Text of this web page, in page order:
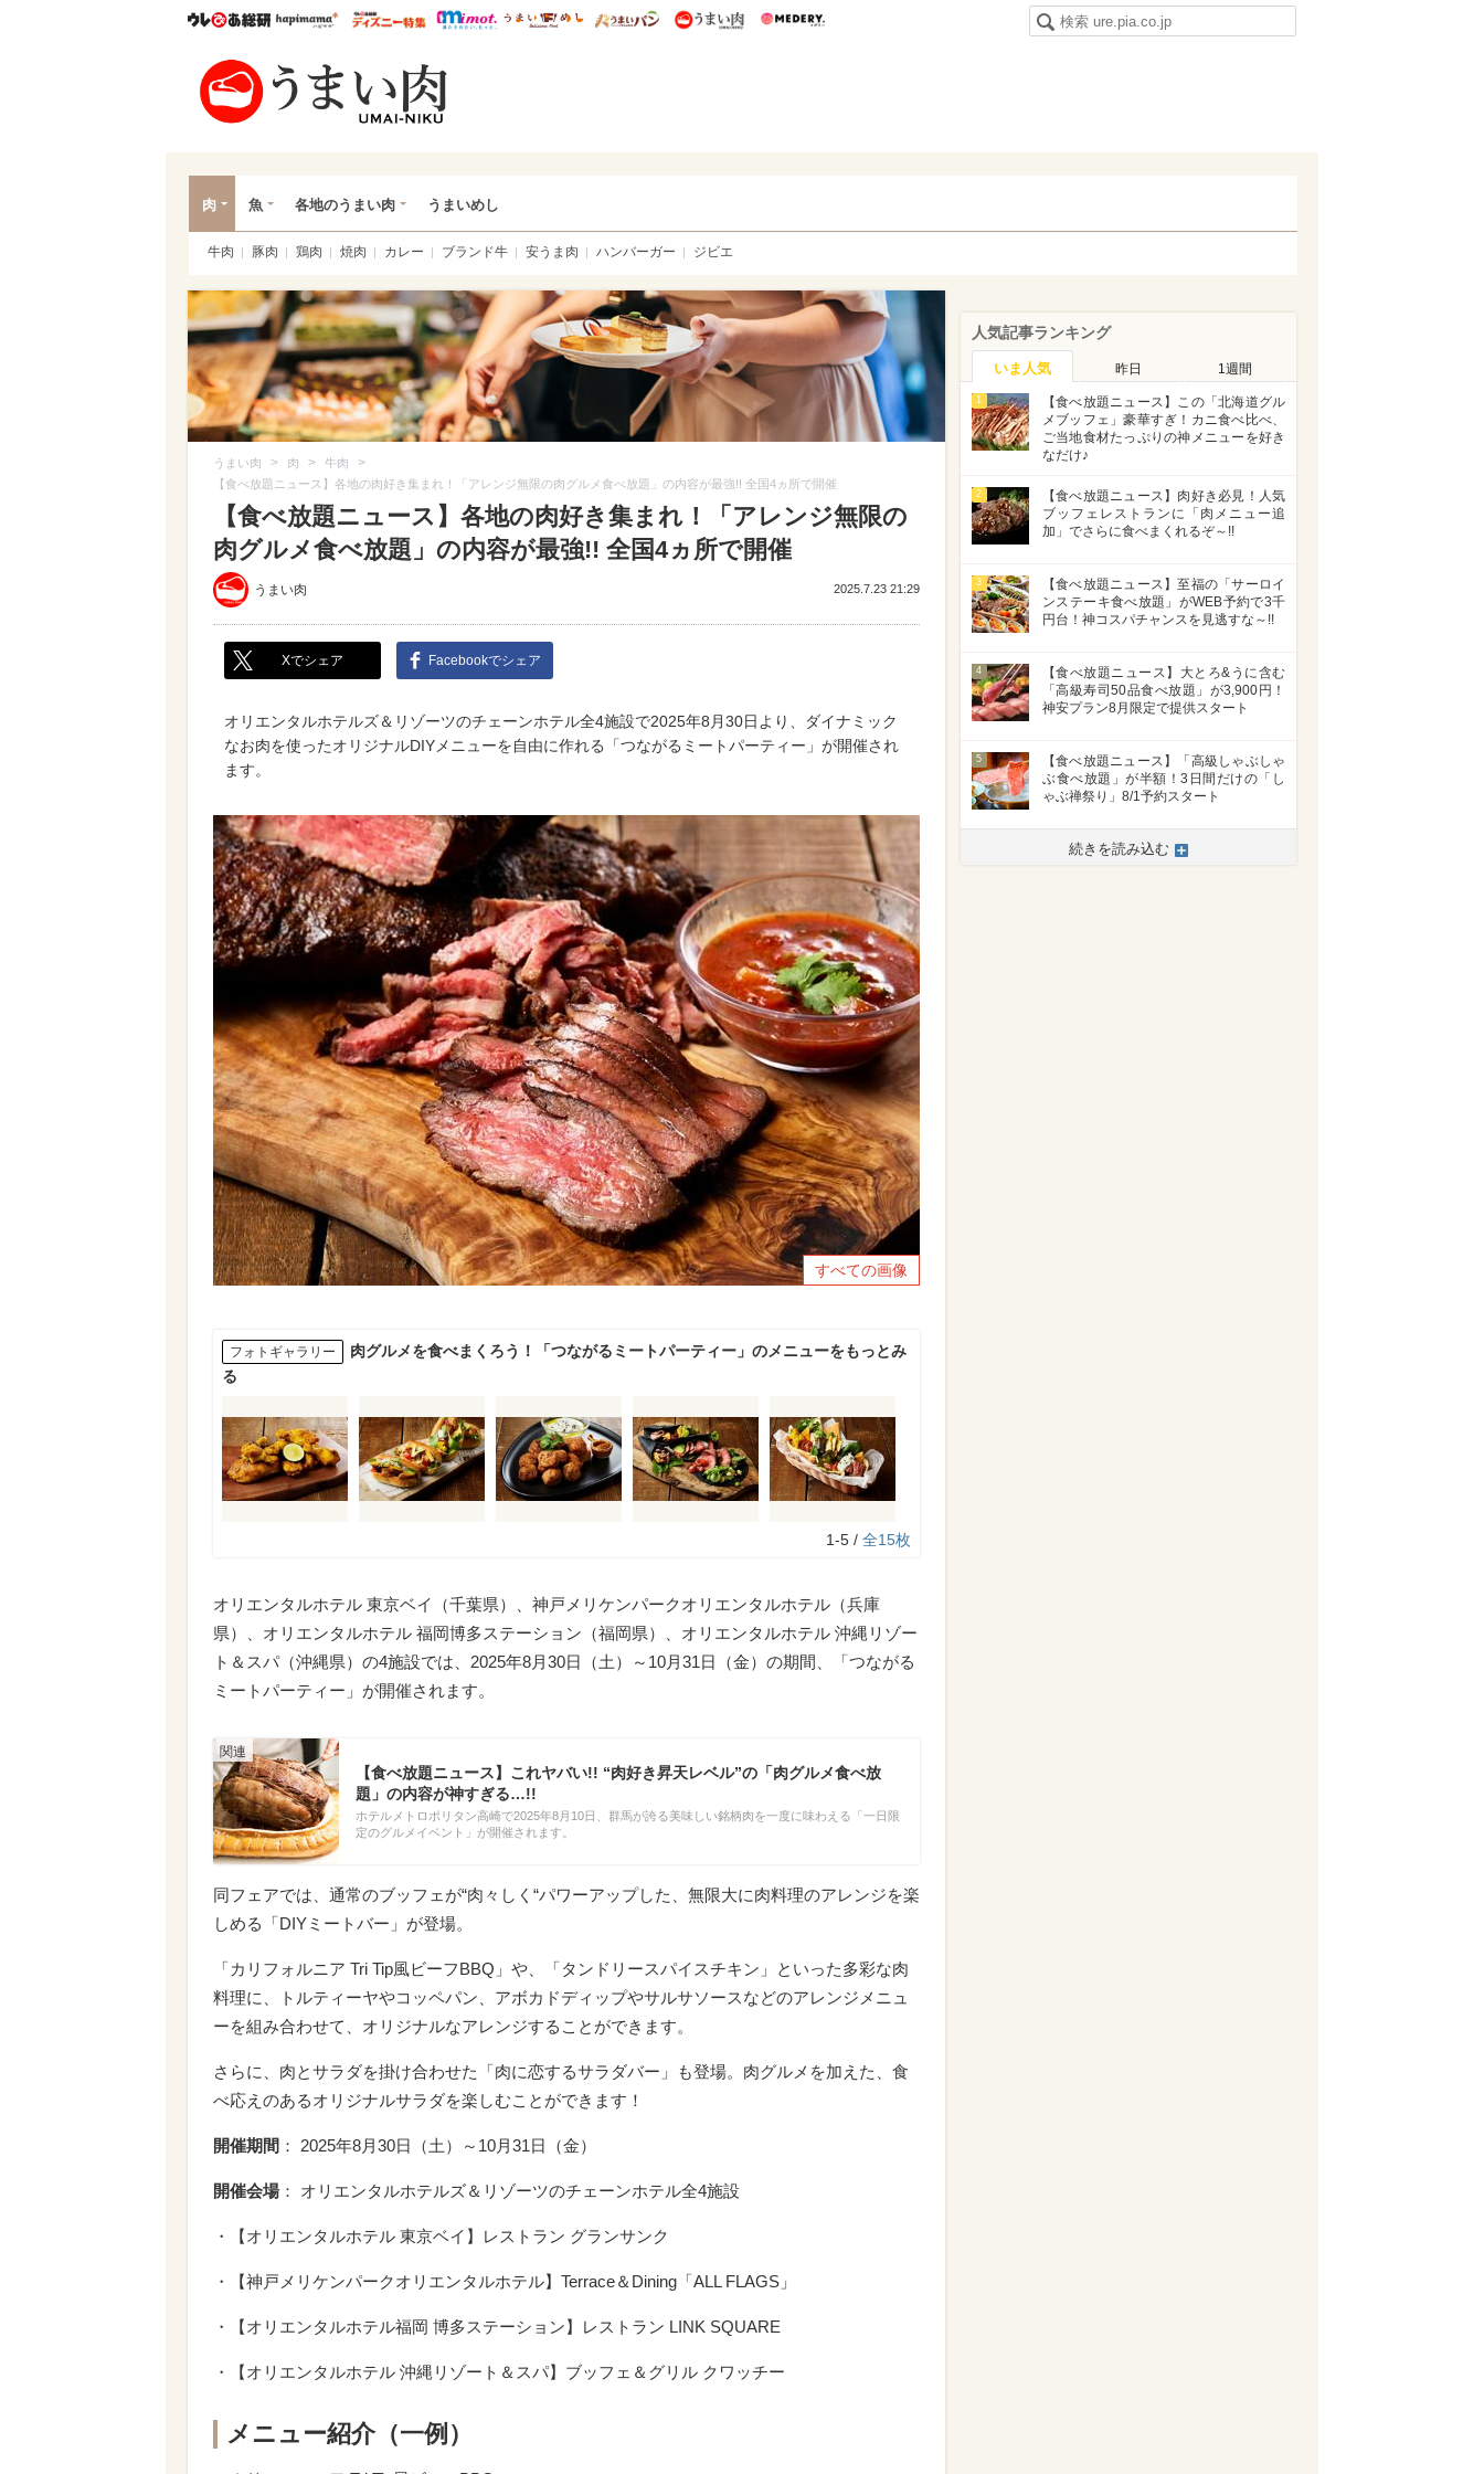
ウレぴあ総研ハピママ* ウレぴあ総研 ディズニー特集
mimot. うまいめし うまいパン うまい肉
肉 魚 各地のうまい肉 うまいめし
牛肉 豚肉 鶏肉 焼肉 カレー ブランド牛 安うま肉 ハンバーガー ジビエ
うまい肉 > 肉 > 牛肉 >
【食べ放題ニュース】各地の肉好き集まれ！「アレンジ無限の肉グルメ食べ放題」の内容が最強!! 全国4ヵ所で開催
【食べ放題ニュース】各地の肉好き集まれ！「アレンジ無限の
肉グルメ食べ放題」の内容が最強!! 全国4ヵ所で開催
うまい肉 2025.7.23 21:29
Xでシェア Facebookでシェア
オリエンタルホテルズ＆リゾーツのチェーンホテル全4施設で2025年8月30日より、ダイナミック
なお肉を使ったオリジナルDIYメニューを自由に作れる「つながるミートパーティー」が開催され
ます。
すべての画像
フォトギャラリー
肉グルメを食べまくろう！「つながるミートパーティー」のメニューをもっとみ
る
1-5 / 全15枚
オリエンタルホテル 東京ベイ（千葉県）、神戸メリケンパークオリエンタルホテル（兵庫
県）、オリエンタルホテル 福岡博多ステーション（福岡県）、オリエンタルホテル 沖縄リゾー
ト＆スパ（沖縄県）の4施設では、2025年8月30日（土）～10月31日（金）の期間、「つながる
ミートパーティー」が開催されます。
【食べ放題ニュース】これヤバい!! “肉好き昇天レベル”の「肉グルメ食べ放
題」の内容が神すぎる…!!
ホテルメトロポリタン高崎で2025年8月10日、群馬が誇る美味しい銘柄肉を一度に味わえる「一日限
定のグルメイベント」が開催されます。
同フェアでは、通常のブッフェが“肉々しく“パワーアップした、無限大に肉料理のアレンジを楽
しめる「DIYミートバー」が登場。
「カリフォルニア Tri Tip風ビーフBBQ」や、「タンドリースパイスチキン」といった多彩な肉
料理に、トルティーヤやコッペパン、アボカドディップやサルサソースなどのアレンジメニュ
ーを組み合わせて、オリジナルなアレンジすることができます。
さらに、肉とサラダを掛け合わせた「肉に恋するサラダバー」も登場。肉グルメを加えた、食
べ応えのあるオリジナルサラダを楽しむことができます！
開催期間 ： 2025年8月30日（土）～10月31日（金）
開催会場： オリエンタルホテルズ＆リゾーツのチェーンホテル全4施設
・【オリエンタルホテル 東京ベイ】レストラン グランサンク
・【神戸メリケンパークオリエンタルホテル】Terrace＆Dining「ALL FLAGS」
・【オリエンタルホテル福岡 博多ステーション】レストラン LINK SQUARE
・【オリエンタルホテル 沖縄リゾート＆スパ】ブッフェ＆グリル クワッチー
メニュー紹介（一例）
人気記事ランキング
いま人気 昨日 1週間
1
【食べ放題ニュース】この「北海道グル
メブッフェ」豪華すぎ！カニ食べ比べ、
ご当地食材たっぷりの神メニューを好き
なだけ♪
2
【食べ放題ニュース】肉好き必見！人気
ブッフェレストランに「肉メニュー追
加」でさらに食べまくれるぞ～!!
3
【食べ放題ニュース】至福の「サーロイ
ンステーキ食べ放題」がWEB予約で3千
円台！神コスパチャンスを見逃すな～!!
4
【食べ放題ニュース】大とろ&うに含む
「高級寿司50品食べ放題」が3,900円！
神安プラン8月限定で提供スタート
5
【食べ放題ニュース】「高級しゃぶしゃ
ぶ食べ放題」が半額！3日間だけの「し
ゃぶ禅祭り」8/1予約スタート
続きを読み込む